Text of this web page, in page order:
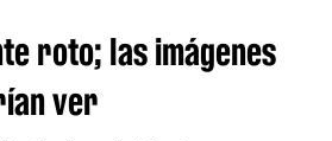
roto; las imágenes
ver